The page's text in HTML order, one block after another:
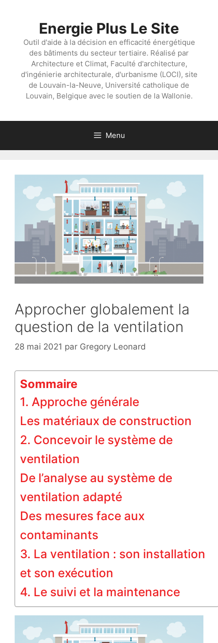
Energie Plus Le Site
Outil d'aide à la décision en efficacité énergétique
des bâtiments du secteur tertiaire. Réalisé par
Architecture et Climat, Faculté d'architecture,
d'ingénierie architecturale, d'urbanisme (LOCI), site
de Louvain-la-Neuve, Université catholique de
Louvain, Belgique avec le soutien de la Wallonie.
Menu
Approcher globalement la
question de la ventilation
28 mai 2021 par Gregory Leonard
Sommaire
1. Approche générale
Les matériaux de construction
2. Concevoir le système de
ventilation
De l’analyse au système de
ventilation adapté
Des mesures face aux
contaminants
3. La ventilation : son installation
et son exécution
4. Le suivi et la maintenance